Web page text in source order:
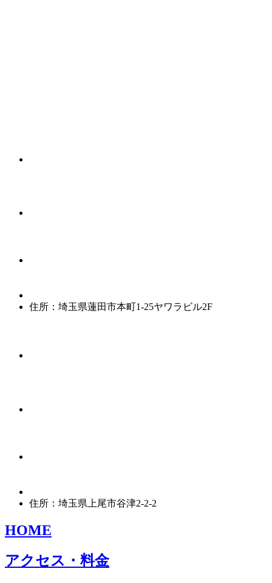
住所：埼玉県蓮田市本町1-25ヤワラビル2F
住所：埼玉県上尾市谷津2-2-2
HOME
アクセス・料金